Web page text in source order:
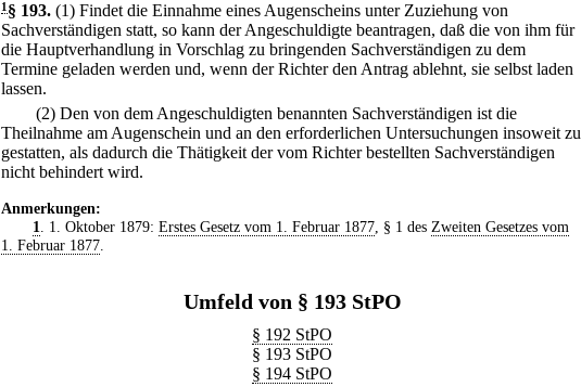
1 § 193. (1) Findet die Einnahme eines Augenscheins unter Zuziehung von
Sachverständigen statt, so kann der Angeschuldigte beantragen, daß die von ihm für
die Hauptverhandlung in Vorschlag zu bringenden Sachverständigen zu dem
Termine geladen werden und, wenn der Richter den Antrag ablehnt, sie selbst laden
lassen.
(2) Den von dem Angeschuldigten benannten Sachverständigen ist die
Theilnahme am Augenschein und an den erforderlichen Untersuchungen insoweit zu
gestatten, als dadurch die Thätigkeit der vom Richter bestellten Sachverständigen
nicht behindert wird.
Anmerkungen:
1. 1. Oktober 1879: Erstes Gesetz vom 1. Februar 1877, § 1 des Zweiten Gesetzes vom
1. Februar 1877.
Umfeld von § 193 StPO
§ 192 StPO
§ 193 StPO
§ 194 StPO